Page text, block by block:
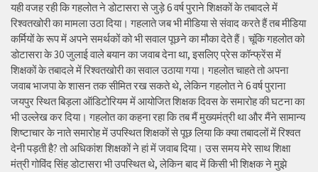
यही वजह रही कि गहलोत ने डोटासरा से जुड़े 6 वर्ष पुराने शिक्षकों के तबादले में
रिश्वतखोरी का मामला उठा दिया। गहलाते जब भी मीडिया से संवाद करते हैं तब मीडिया
कर्मियों के रूप में अपने समर्थकों को भी सवाल पूछने का मौका देते हैं। चूंकि गहलोत को
डोटासरा के 30 जुलाई वाले बयान का जवाब देना था, इसलिए प्रेस कॉन्फ्रेंस में
शिक्षकों के तबादले में रिश्वतखोरी का सवाल उठाया गया। गहलोत चाहते तो अपना
जवाब भाजपा के शासन तक सीमित रख सकते थे, लेकिन गहलोत ने 6 वर्ष पुराना
जयपुर स्थित बिड़ला ऑडिटोरियम में आयोजित शिक्षक दिवस के समारोह की घटना का
भी उल्लेख कर दिया। गहलोत का कहना रहा कि तब मैं मुख्यमंत्री था और मैंने सामान्य
शिष्टाचार के नाते समारोह में उपस्थित शिक्षकों से पूछ लिया कि क्या तबादलों में रिश्वत
देनी पड़ती है? तो अधिकांश शिक्षकों ने हां में जवाब दिया। उस समय मेरे साथ शिक्षा
मंत्री गोविंद सिंह डोटासरा भी उपस्थित थे, लेकिन बाद में किसी भी शिक्षक ने मुझे